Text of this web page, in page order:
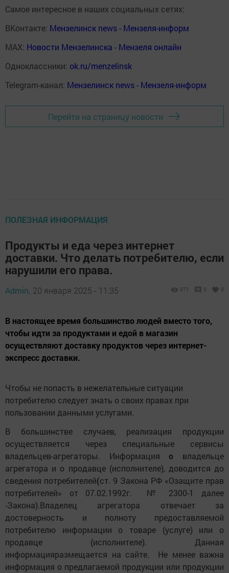
Самое интересное в наших социальных сетях:
ВКонтакте: Мензелинск news - Мензеля-информ
MAX: Новости Мензелинска - Мензеля онлайн
Одноклассники: ok.ru/menzelinsk
Telegram-канал: Мензелинск news - Мензеля-информ
Перейти на страницу новости
ПОЛЕЗНАЯ ИНФОРМАЦИЯ
Продукты и еда через интернет
доставки. Что делать потребителю, если
нарушили его права.
Admin, 20 января 2025 - 11:35 371 0 0
В настоящее время большинство людей вместо того,
чтобы идти за продуктами и едой в магазин
осуществляют доставку продуктов через интернет-
экспресс доставки.
Чтобы не попасть в нежелательные ситуации
потребителю следует знать о своих правах при
пользовании данными услугами.
В большинстве случаев, реализация продукции
осуществляется через специальные сервисы
владельцев-агрегаторы. Информацияо владельце
агрегатора и о продавце (исполнителе), доводится до
сведения потребителей(ст. 9 Закона РФ «Озащите прав
потребителей» от 07.02.1992г. № 2300-1 далее
-Закона).Владелец агрегатора отвечает за
достоверность и полноту предоставляемой
потребителю информации о товаре (услуге) или о
продавце (исполнителе). Данная
информацияразмещается на сайте. Не менее важна
информация о предлагаемой продукции или продукции